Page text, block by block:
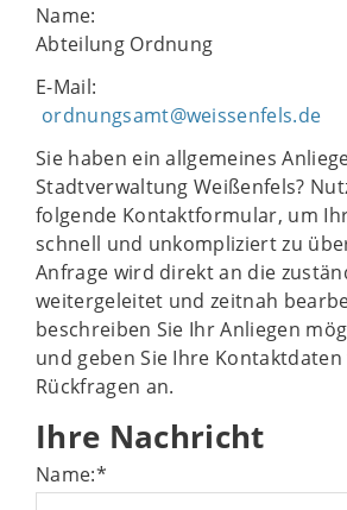
Name:
Abteilung Ordnung
E-Mail:
ordnungsamt@weissenfels.de
Sie haben ein allgemeines
Stadtverwaltung Weißenfels?
folgende Kontaktformular, um
schnell und unkompliziert zu
Anfrage wird direkt an die
weitergeleitet und zeitnah
beschreiben Sie Ihr Anliegen
und geben Sie Ihre
Rückfragen an.
Ihre Nachricht
Name:*